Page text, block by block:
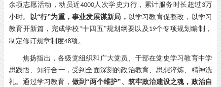
余项志愿活动，动员近4000人次学史力行，累计服务时长超过 3万
小时。
以“行”为重，事业发展谋新局， 以学习教育促整改，以学习
教育开新篇，完成学校“十四五”规划纲要以及 19个专项规划编制，
制定修订规章制度48项。
焦扬指出，各级党组织和广大党员、干部在党史学习教育中学
思践悟、知行合一，受到全面深刻的政治教育、思想淬炼、精神洗
礼。通过学习教育， 做到“两个维护”、筑牢政治建设之魂，政治自